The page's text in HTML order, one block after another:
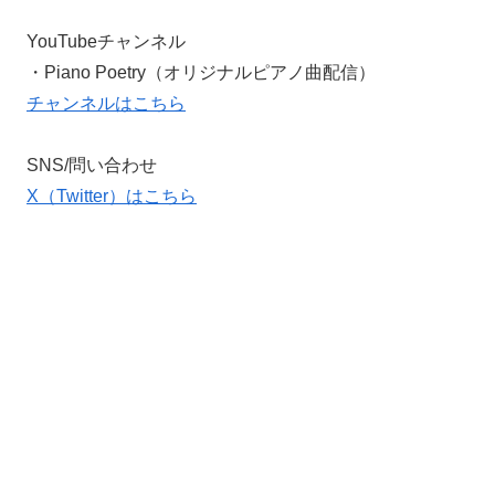
YouTubeチャンネル
・Piano Poetry（オリジナルピアノ曲配信）
チャンネルはこちら
SNS/問い合わせ
X（Twitter）はこちら